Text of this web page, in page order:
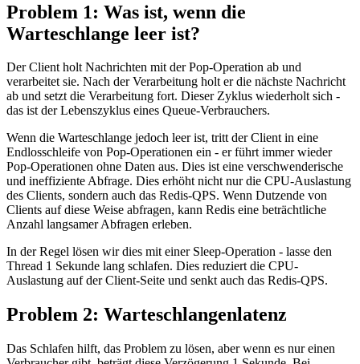
Problem 1: Was ist, wenn die
Warteschlange leer ist?
Der Client holt Nachrichten mit der Pop-Operation ab und
verarbeitet sie. Nach der Verarbeitung holt er die nächste Nachricht
ab und setzt die Verarbeitung fort. Dieser Zyklus wiederholt sich -
das ist der Lebenszyklus eines Queue-Verbrauchers.
Wenn die Warteschlange jedoch leer ist, tritt der Client in eine
Endlosschleife von Pop-Operationen ein - er führt immer wieder
Pop-Operationen ohne Daten aus. Dies ist eine verschwenderische
und ineffiziente Abfrage. Dies erhöht nicht nur die CPU-Auslastung
des Clients, sondern auch das Redis-QPS. Wenn Dutzende von
Clients auf diese Weise abfragen, kann Redis eine beträchtliche
Anzahl langsamer Abfragen erleben.
In der Regel lösen wir dies mit einer Sleep-Operation - lasse den
Thread 1 Sekunde lang schlafen. Dies reduziert die CPU-
Auslastung auf der Client-Seite und senkt auch das Redis-QPS.
Problem 2: Warteschlangenlatenz
Das Schlafen hilft, das Problem zu lösen, aber wenn es nur einen